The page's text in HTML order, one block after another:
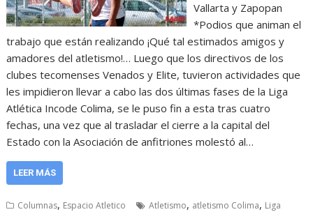
Vallarta y Zapopan
*Podios que animan el
trabajo que están realizando ¡Qué tal estimados amigos y
amadores del atletismo!… Luego que los directivos de los
clubes tecomenses Venados y Elite, tuvieron actividades que
les impidieron llevar a cabo las dos últimas fases de la Liga
Atlética Incode Colima, se le puso fin a esta tras cuatro
fechas, una vez que al trasladar el cierre a la capital del
Estado con la Asociación de anfitriones molestó al…
LEER MÁS
Columnas, Espacio Atletico Atletismo, atletismo Colima, Liga